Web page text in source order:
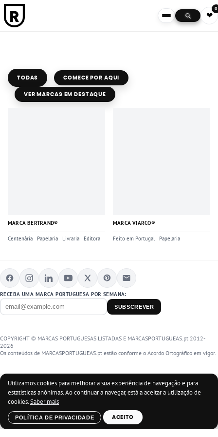
Utilizamos cookies para melhorar a sua experiência de navegação e para
estatísticas anónimas. Ao continuar a navegar, está a aceitar a utilização de
cookies.Saber mais
POLÍTICA DE PRIVACIDADE ACEITO
❤
0
TODAS COMECE POR AQUI
VER MARCAS EM DESTAQUE
MARCA BERTRAND®
Centenária Papelaria Livraria Editora
MARCA VIARCO®
Feito em Portugal Papelaria
RECEBA UMA MARCA PORTUGUESA POR SEMANA:
SUBSCREVER
COPYRIGHT © MARCAS PORTUGUESAS LISTADAS E MARCASPORTUGUEAS.pt 2012-
2026
Os conteúdos de MARCASPORTUGUEAS.pt estão conforme o Acordo Ortográfico em vigor.